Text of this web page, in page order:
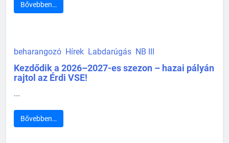
Bővebben…
beharangozó Hírek Labdarúgás NB III
Kezdődik a 2026–2027-es szezon – hazai pályán
rajtol az Érdi VSE!
...
Bővebben…